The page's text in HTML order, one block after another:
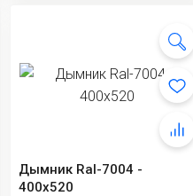
Дымник Ral-7004 -
400х520